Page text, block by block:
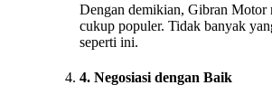
Dengan demikian, Gibran Motor
cukup populer. Tidak banyak
seperti ini.
4. Negosiasi dengan Baik